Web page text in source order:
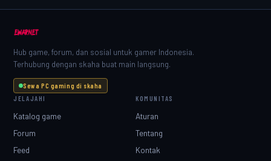
Hub game, forum, dan sosial untuk gamer Indonesia.
Terhubung dengan skaha buat main langsung.
Sewa PC gaming di skaha
JELAJAHI
Katalog game
Forum
Feed
KOMUNITAS
Aturan
Tentang
Kontak